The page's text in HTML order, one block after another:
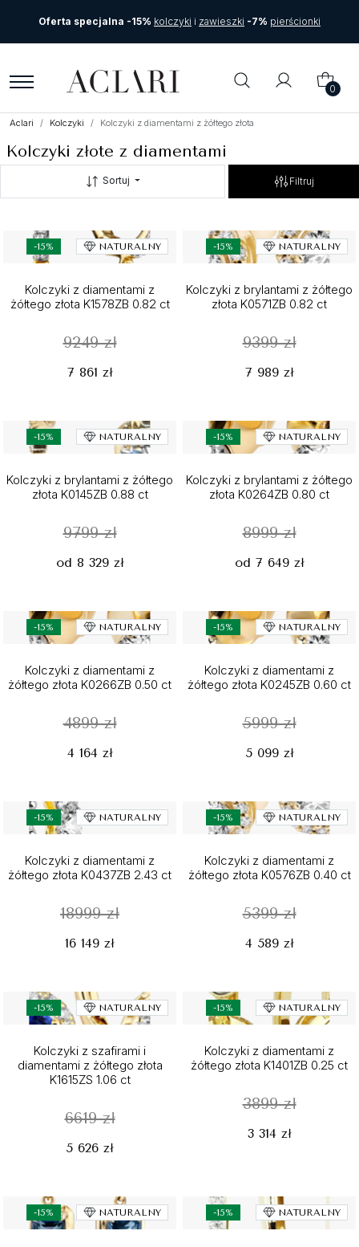
Oferta specjalna -15% kolczyki i zawieszki -7% pierścionki
0
Aclari Kolczyki Kolczyki z diamentami z żółtego złota
Kolczyki złote z diamentami
Sortuj Filtruj
-15% NATURALNY
Kolczyki z diamentami z
żółtego złota K1578ZB 0.82 ct
9249 zł
7 861 zł
-15% NATURALNY
Kolczyki z brylantami z żółtego
złota K0571ZB 0.82 ct
9399 zł
7 989 zł
-15% NATURALNY
Kolczyki z brylantami z żółtego
złota K0145ZB 0.88 ct
9799 zł
od 8 329 zł
-15% NATURALNY
Kolczyki z brylantami z żółtego
złota K0264ZB 0.80 ct
8999 zł
od 7 649 zł
-15% NATURALNY
Kolczyki z diamentami z
żółtego złota K0266ZB 0.50 ct
4899 zł
4 164 zł
-15% NATURALNY
Kolczyki z diamentami z
żółtego złota K0245ZB 0.60 ct
5999 zł
5 099 zł
-15% NATURALNY
Kolczyki z diamentami z
żółtego złota K0437ZB 2.43 ct
18999 zł
16 149 zł
-15% NATURALNY
Kolczyki z diamentami z
żółtego złota K0576ZB 0.40 ct
5399 zł
4 589 zł
-15% NATURALNY
Kolczyki z szafirami i
diamentami z żółtego złota
K1615ZS 1.06 ct
6619 zł
5 626 zł
-15% NATURALNY
Kolczyki z diamentami z
żółtego złota K1401ZB 0.25 ct
3899 zł
3 314 zł
-15% NATURALNY -15% NATURALNY